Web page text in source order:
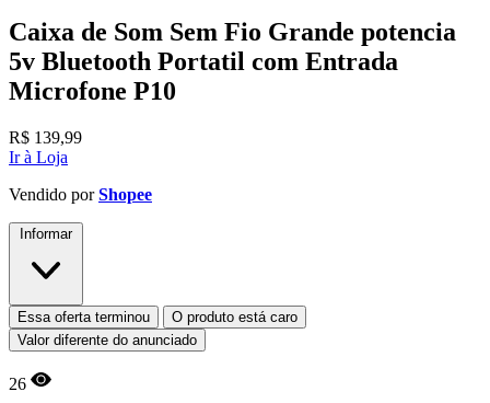
Caixa de Som Sem Fio Grande potencia
5v Bluetooth Portatil com Entrada
Microfone P10
R$ 139,99
Ir à Loja
Vendido porShopee
Informar
Essa oferta terminou
O produto está caro
Valor diferente do anunciado
26